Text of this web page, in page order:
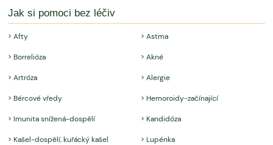
Jak si pomoci bez léčiv
> Afty > Astma
> Borrelióza > Akné
> Artróza > Alergie
> Bércové vředy > Hemoroidy-začínající
> Imunita snížená-dospělí > Kandidóza
> Kašel-dospělí, kuřácký kašel > Lupénka